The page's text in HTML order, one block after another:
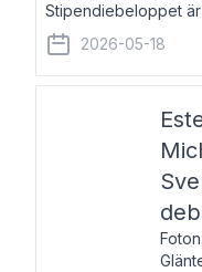
Stipendiebeloppet är
född 1979, är
2026-05-18